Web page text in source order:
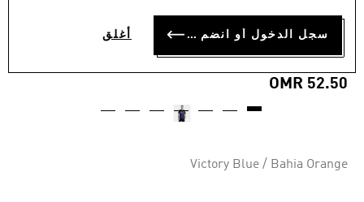
سجل الدخول أو انضم الآن أغلق
القميص الثالث لنيوكاسل يونايتد
FC 25/26
OMR 52.50
Victory Blue / Bahia Orange